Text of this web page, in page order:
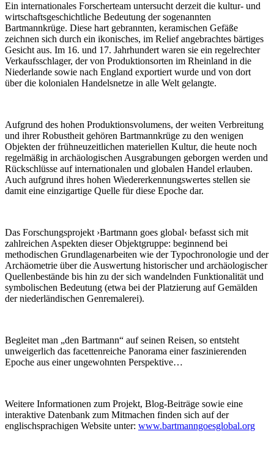
Ein internationales Forscherteam untersucht derzeit die kultur- und
wirtschaftsgeschichtliche Bedeutung der sogenannten
Bartmannkrüge. Diese hart gebrannten, keramischen Gefäße
zeichnen sich durch ein ikonisches, im Relief angebrachtes bärtiges
Gesicht aus. Im 16. und 17. Jahrhundert waren sie ein regelrechter
Verkaufsschlager, der von Produktionsorten im Rheinland in die
Niederlande sowie nach England exportiert wurde und von dort
über die kolonialen Handelsnetze in alle Welt gelangte.
Aufgrund des hohen Produktionsvolumens, der weiten Verbreitung
und ihrer Robustheit gehören Bartmannkrüge zu den wenigen
Objekten der frühneuzeitlichen materiellen Kultur, die heute noch
regelmäßig in archäologischen Ausgrabungen geborgen werden und
Rückschlüsse auf internationalen und globalen Handel erlauben.
Auch aufgrund ihres hohen Wiedererkennungswertes stellen sie
damit eine einzigartige Quelle für diese Epoche dar.
Das Forschungsprojekt ›Bartmann goes global‹ befasst sich mit
zahlreichen Aspekten dieser Objektgruppe: beginnend bei
methodischen Grundlagenarbeiten wie der Typochronologie und der
Archäometrie über die Auswertung historischer und archäologischer
Quellenbestände bis hin zu der sich wandelnden Funktionalität und
symbolischen Bedeutung (etwa bei der Platzierung auf Gemälden
der niederländischen Genremalerei).
Begleitet man „den Bartmann“ auf seinen Reisen, so entsteht
unweigerlich das facettenreiche Panorama einer faszinierenden
Epoche aus einer ungewohnten Perspektive…
Weitere Informationen zum Projekt, Blog-Beiträge sowie eine
interaktive Datenbank zum Mitmachen finden sich auf der
englischsprachigen Website unter: www.bartmanngoesglobal.org